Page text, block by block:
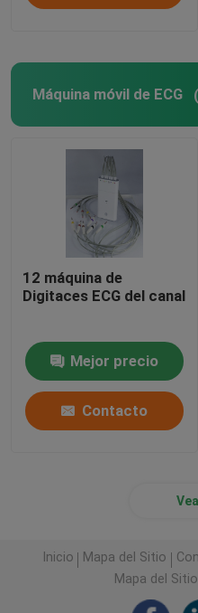
Máquina móvil de ECG
12 máquina de
Digitaces ECG del canal
Mejor precio
Contacto
Inicio Mapa del Sitio
Mapa del Sitio